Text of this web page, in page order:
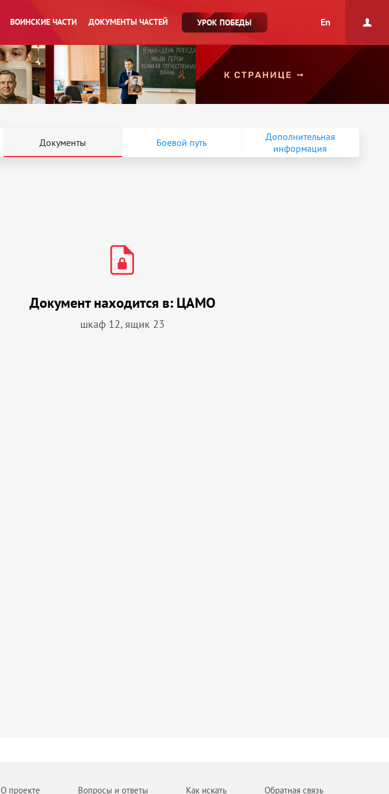
ВОИНСКИЕ ЧАСТИ ДОКУМЕНТЫ ЧАСТЕЙ УРОК ПОБЕДЫ En
Документы Боевой путь
Дополнительная
информация
Документ находится в: ЦАМО
шкаф 12, ящик 23
О проекте Вопросы и ответы Как искать Обратная связь